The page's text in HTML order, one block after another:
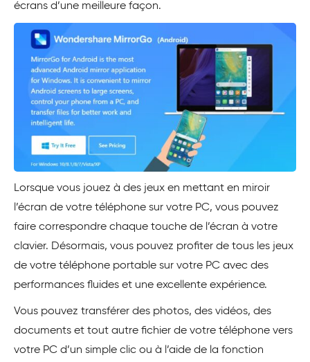
écrans d’une meilleure façon.
Lorsque vous jouez à des jeux en mettant en miroir
l’écran de votre téléphone sur votre PC, vous pouvez
faire correspondre chaque touche de l’écran à votre
clavier. Désormais, vous pouvez profiter de tous les jeux
de votre téléphone portable sur votre PC avec des
performances fluides et une excellente expérience.
Vous pouvez transférer des photos, des vidéos, des
documents et tout autre fichier de votre téléphone vers
votre PC d’un simple clic ou à l’aide de la fonction